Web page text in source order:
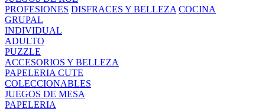
PROFESIONES DISFRACES Y BELLEZA COCINA
GRUPAL
INDIVIDUAL
ADULTO
PUZZLE
ACCESORIOS Y BELLEZA
PAPELERIA CUTE
COLECCIONABLES
JUEGOS DE MESA
PAPELERIA